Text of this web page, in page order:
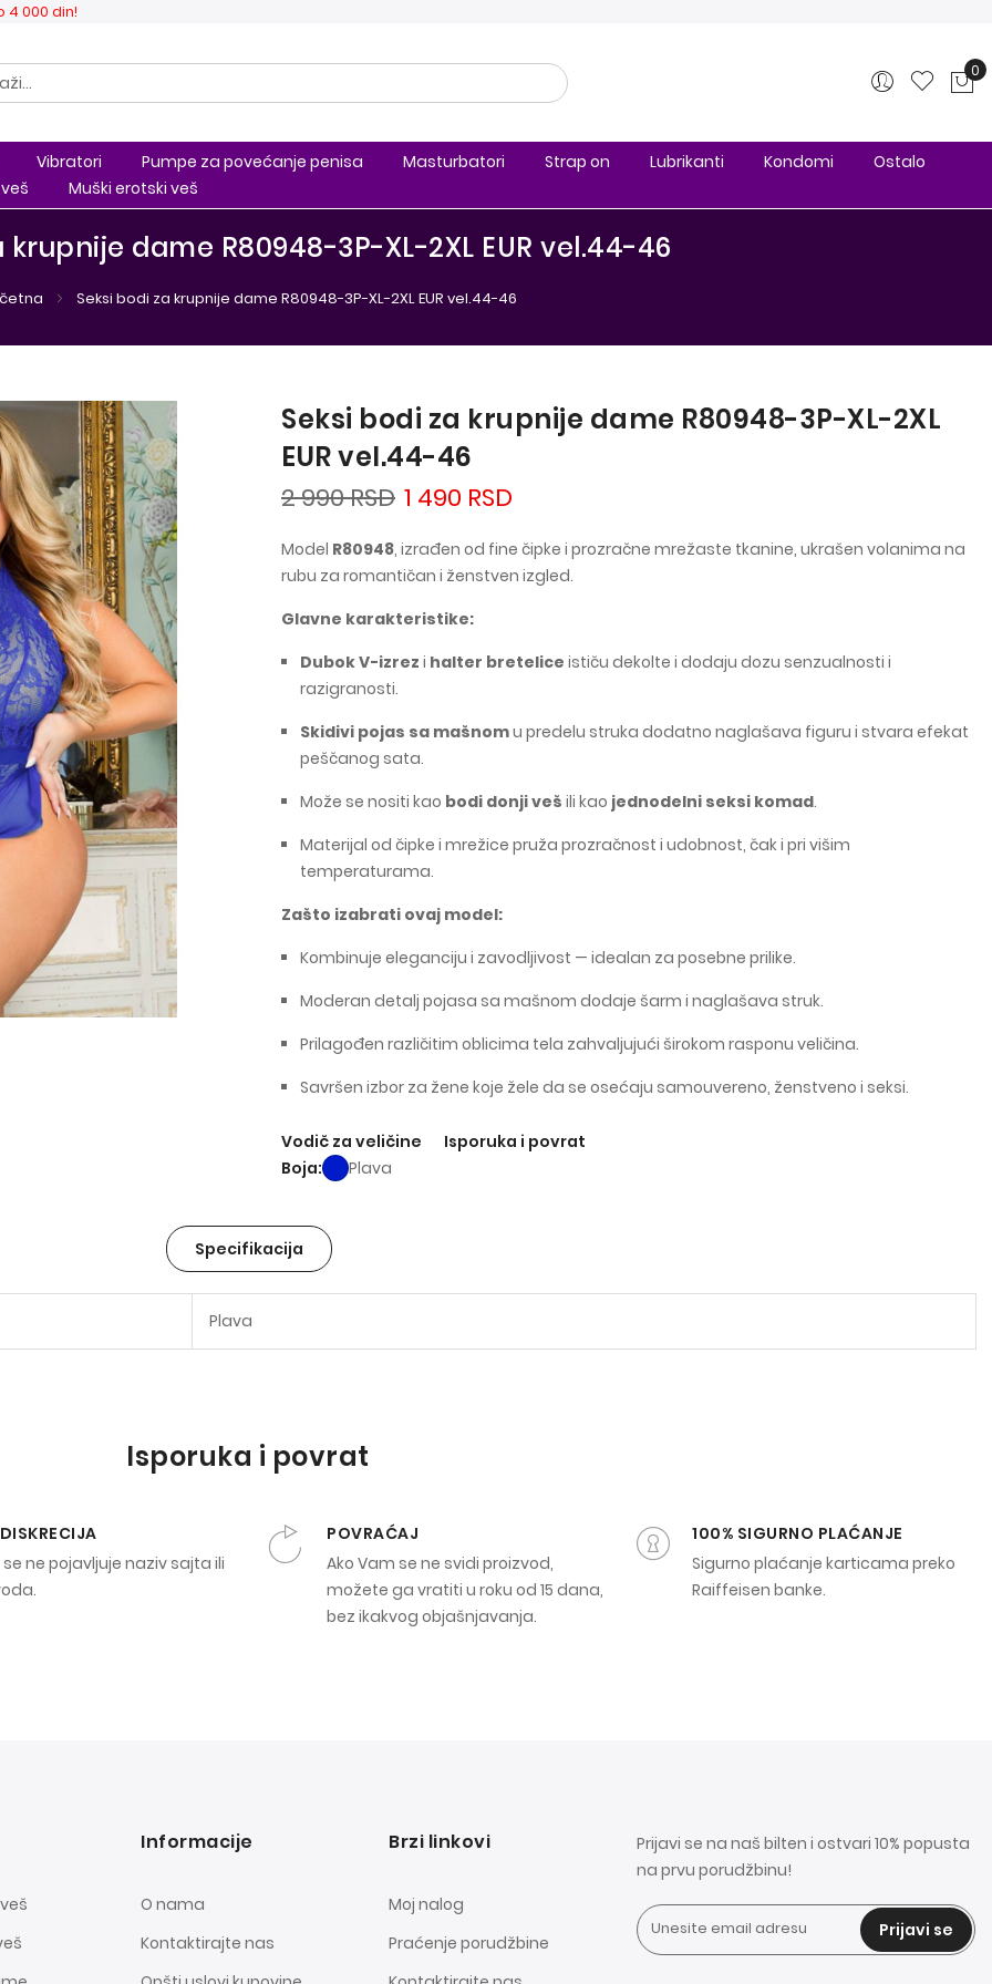
4 000 din!
0
Vibratori Pumpe za povećanje penisa Masturbatori Strap on Lubrikanti Kondomi
Ostalo
Muški erotski veš
krupnije dame R80948-3P-XL-2XL EUR vel.44-46
Seksi bodi za krupnije dame R80948-3P-XL-2XL EUR vel.44-46
Seksi bodi za krupnije dame R80948-3P-XL-2XL
EUR vel.44-46
1 490 RSD
2 990 RSD
Model R80948, izrađen od fine čipke i prozračne mrežaste tkanine, ukrašen volanima na
rubu za romantičan i ženstven izgled.
Glavne karakteristike:
Dubok V-izrez i halter bretelice ističu dekolte i dodaju dozu senzualnosti i
razigranosti.
Skidivi pojas sa mašnomu predelu struka dodatno naglašava figuru i stvara efekat
peščanog sata.
Može se nositi kao bodi donji veš ili kao jednodelni seksi komad.
Materijal od čipke i mrežice pruža prozračnost i udobnost, čak i pri višim
temperaturama.
Zašto izabrati ovaj model:
Kombinuje eleganciju i zavodljivost — idealan za posebne prilike.
Moderan detalj pojasa sa mašnom dodaje šarm i naglašava struk.
Prilagođen različitim oblicima tela zahvaljujući širokom rasponu veličina.
Savršen izbor za žene koje žele da se osećaju samouvereno, ženstveno i seksi.
Vodič za veličine
Isporuka i povrat
Boja
Plava
Specifikacija
Plava
Isporuka i povrat
ne pojavljuje naziv sajta ili
POVRAĆAJ
Ako Vam se ne svidi proizvod,
možete ga vratiti u roku od 15 dana,
bez ikakvog objašnjavanja.
100% SIGURNO PLAĆANJE
Sigurno plaćanje karticama preko
Raiffeisen banke.
Informacije
O nama
Kontaktirajte nas
Brzi linkovi
Moj nalog
Praćenje porudžbine
Prijavi se na naš bilten i ostvari 10% popusta
na prvu porudžbinu!
Prijavi se